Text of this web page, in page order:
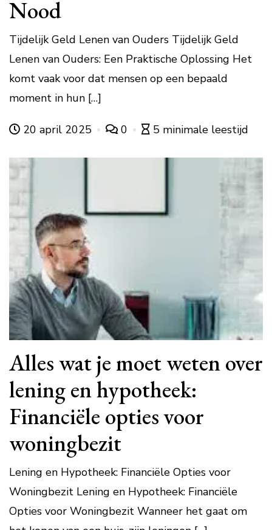
Nood
Tijdelijk Geld Lenen van Ouders Tijdelijk Geld
Lenen van Ouders: Een Praktische Oplossing Het
komt vaak voor dat mensen op een bepaald
moment in hun […]
20 april 2025 0 5 minimale leestijd
Alles wat je moet weten over
lening en hypotheek:
Financiële opties voor
woningbezit
Lening en Hypotheek: Financiële Opties voor
Woningbezit Lening en Hypotheek: Financiële
Opties voor Woningbezit Wanneer het gaat om